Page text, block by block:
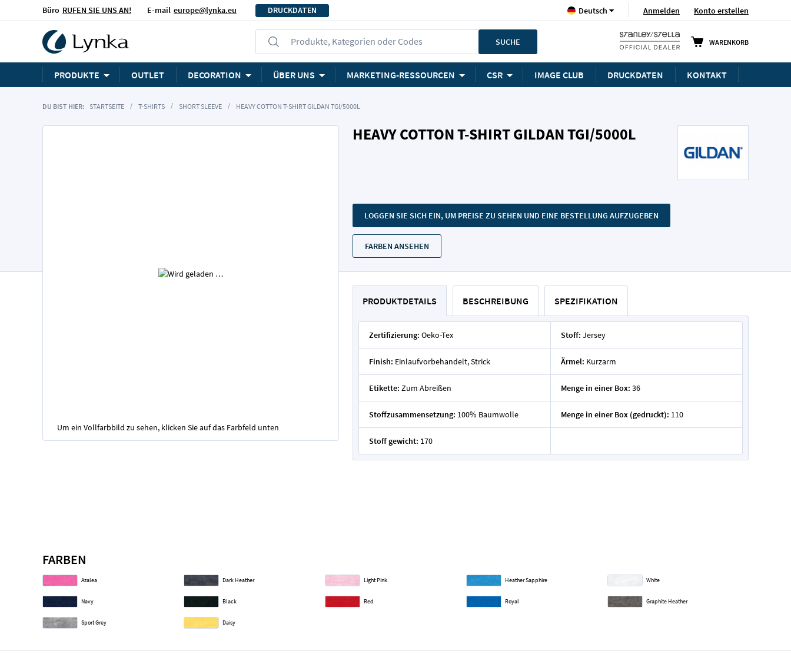
Büro RUFEN SIE UNS AN! E-mail europe@lynka.eu DRUCKDATEN Anmelden Konto erstellen
SpracheDeutsch
WARENKORB
Produkte, Kategorien oder Codes SUCHE
PRODUKTE OUTLET DECORATION ÜBER UNS MARKETING-RESSOURCEN CSR IMAGE CLUB DRUCKDATEN KONTAKT
DU BIST HIER: STARTSEITE T-SHIRTS SHORT SLEEVE HEAVY COTTON T-SHIRT GILDAN TGI/5000L
HEAVY COTTON T-SHIRT GILDAN TGI/5000L
LOGGEN SIE SICH EIN, UM PREISE ZU SEHEN UND EINE BESTELLUNG AUFZUGEBEN
FARBEN ANSEHEN
Um ein Vollfarbbild zu sehen, klicken Sie auf das Farbfeld unten
PRODUKTDETAILS
Zertifizierung: Oeko-Tex Stoff: Jersey
Finish: Einlaufvorbehandelt, Strick Ärmel: Kurzarm
Etikette: Zum Abreißen Menge in einer Box: 36
Stoffzusammensetzung: 100% Baumwolle Menge in einer Box (gedruckt): 110
Stoff gewicht: 170
BESCHREIBUNG SPEZIFIKATION
FARBEN
Azalea Dark Heather Light Pink Heather Sapphire White
Navy Black Red Royal Graphite Heather
Sport Grey Daisy